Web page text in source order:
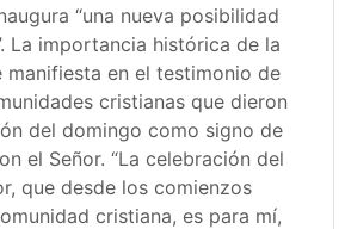
“una nueva posibilidad
La importancia histórica de la
manifiesta en el testimonio de
cristianas que dieron
del domingo como signo de
el Señor. “La celebración del
que desde los comienzos
cristiana, es para mí,